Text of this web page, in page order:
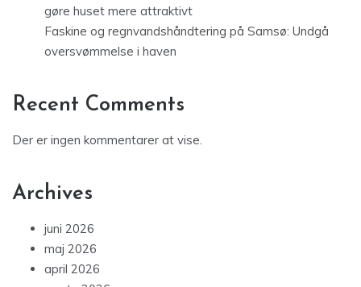
gøre huset mere attraktivt
Faskine og regnvandshåndtering på Samsø: Undgå
oversvømmelse i haven
Recent Comments
Der er ingen kommentarer at vise.
Archives
juni 2026
maj 2026
april 2026